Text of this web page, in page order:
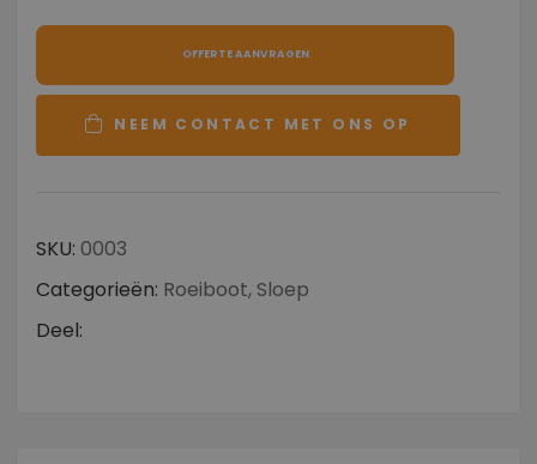
OFFERTE AANVRAGEN
NEEM CONTACT MET ONS OP
SKU: 0003
Categorieën: Roeiboot, Sloep
Deel: